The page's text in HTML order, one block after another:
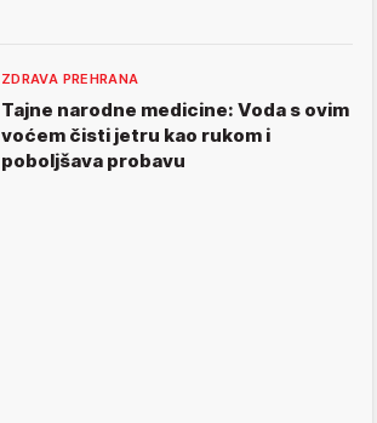
ZDRAVA PREHRANA
Tajne narodne medicine: Voda s ovim
voćem čisti jetru kao rukom i
poboljšava probavu